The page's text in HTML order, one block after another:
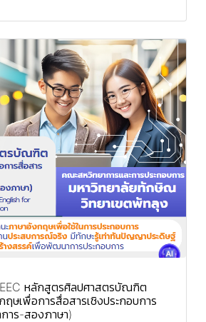
หลักสูตรศิลปศาสตรบัณฑิต
ฤษเพื่อการสื่อสารเชิงประกอบการ
าร-สองภาษา)